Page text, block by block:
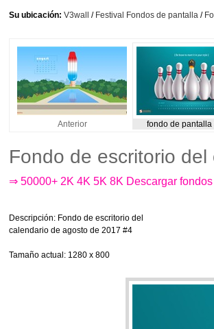
Su ubicación: V3wall / Festival Fondos de pantalla /
Anterior fondo de pantalla
Fondo de escritorio
⇒ 50000+ 2K 4K 5K 8K Descargar
Descripción: Fondo de escritorio del
calendario de agosto de 2017 #4
Tamaño actual : 1280 x 800